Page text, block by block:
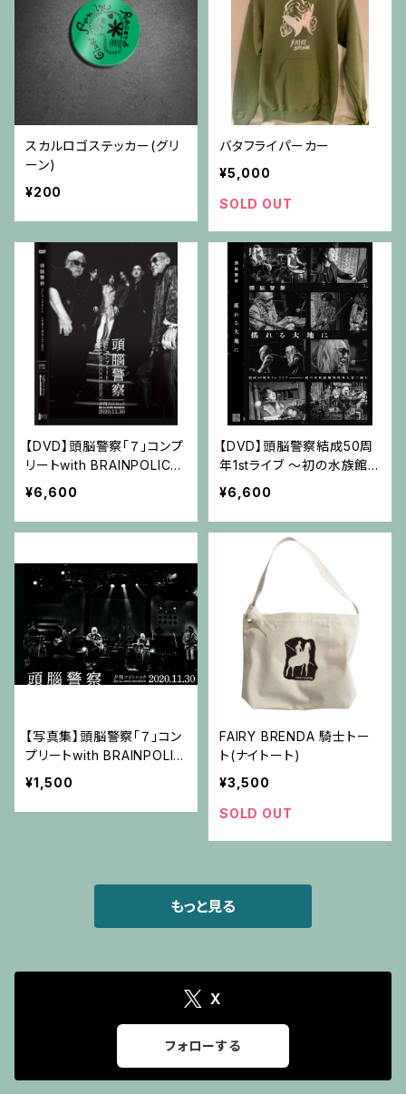
スカルロゴステッカー(グリ
ーン)
¥200
バタフライパーカー
¥5,000
SOLD OUT
【DVD】頭脳警察「７」コンプ
リートwith BRAINPOLICE
UNION
¥6,600
【DVD】頭脳警察結成50周
年1stライブ 〜初の水族館
劇場野外天幕に挑む 「搖れ
る大地に」
¥6,600
【写真集】頭脳警察「７」コン
プリートwith BRAINPOLIC
E UNION
¥1,500
FAIRY BRENDA 騎士トー
ト(ナイトート)
¥3,500
SOLD OUT
もっと見る
X
フォローする